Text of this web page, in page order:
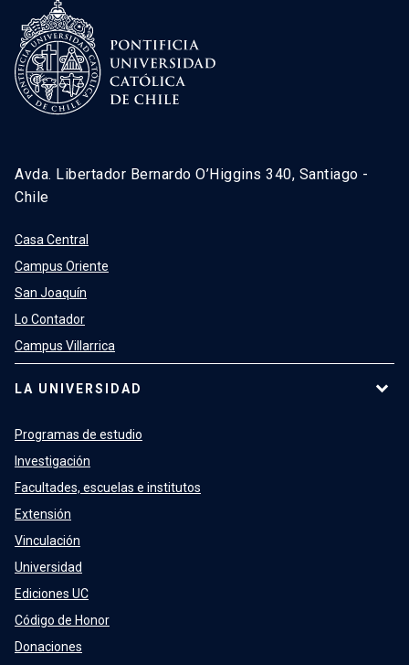
Avda. Libertador Bernardo O’Higgins 340, Santiago -
Chile
Casa Central
Campus Oriente
San Joaquín
Lo Contador
Campus Villarrica
LA UNIVERSIDAD
Programas de estudio
Investigación
Facultades, escuelas e institutos
Extensión
Vinculación
Universidad
Ediciones UC
Código de Honor
Donaciones